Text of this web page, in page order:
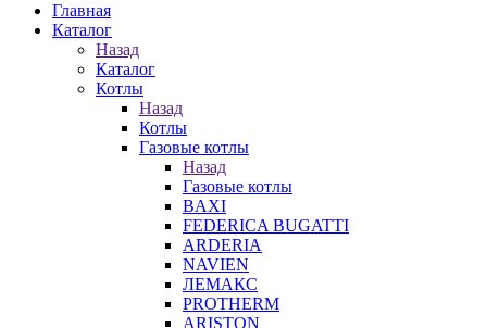
Главная
Каталог
Назад
Каталог
Котлы
Назад
Котлы
Газовые котлы
Назад
Газовые котлы
BAXI
FEDERICA BUGATTI
ARDERIA
NAVIEN
ЛЕМАКС
PROTHERM
ARISTON